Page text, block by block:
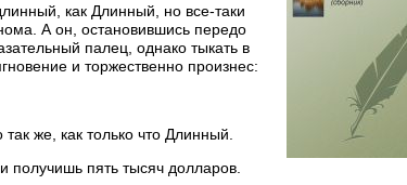
как Длинный, но все-таки
А он, остановившись передо
палец, однако тыкать в
и торжественно произнес:
же, как только что Длинный.
получишь пять тысяч долларов.